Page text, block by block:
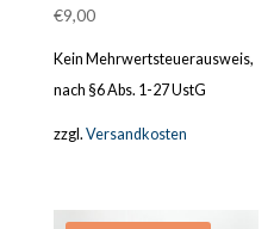
€9,00
Kein Mehrwertsteuerausweis,
nach §6 Abs. 1-27 UstG
zzgl. Versandkosten